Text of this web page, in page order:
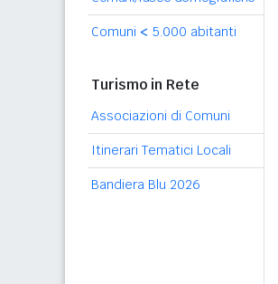
Comuni < 5.000 abitanti
Turismo in Rete
Associazioni di Comuni
Itinerari Tematici Locali
Bandiera Blu 2026